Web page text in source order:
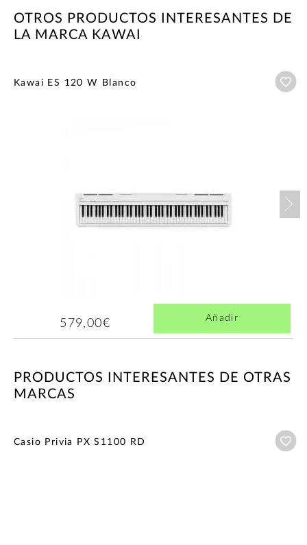
OTROS PRODUCTOS INTERESANTES DE
LA MARCA KAWAI
Kawai ES 120 W Blanco
579,00€ Añadir
PRODUCTOS INTERESANTES DE OTRAS
MARCAS
Casio Privia PX S1100 RD